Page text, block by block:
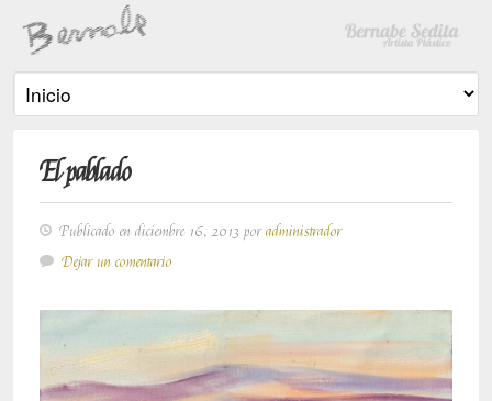
El pablado
Publicado en diciembre 16, 2013 poradministrador
Dejar un comentario